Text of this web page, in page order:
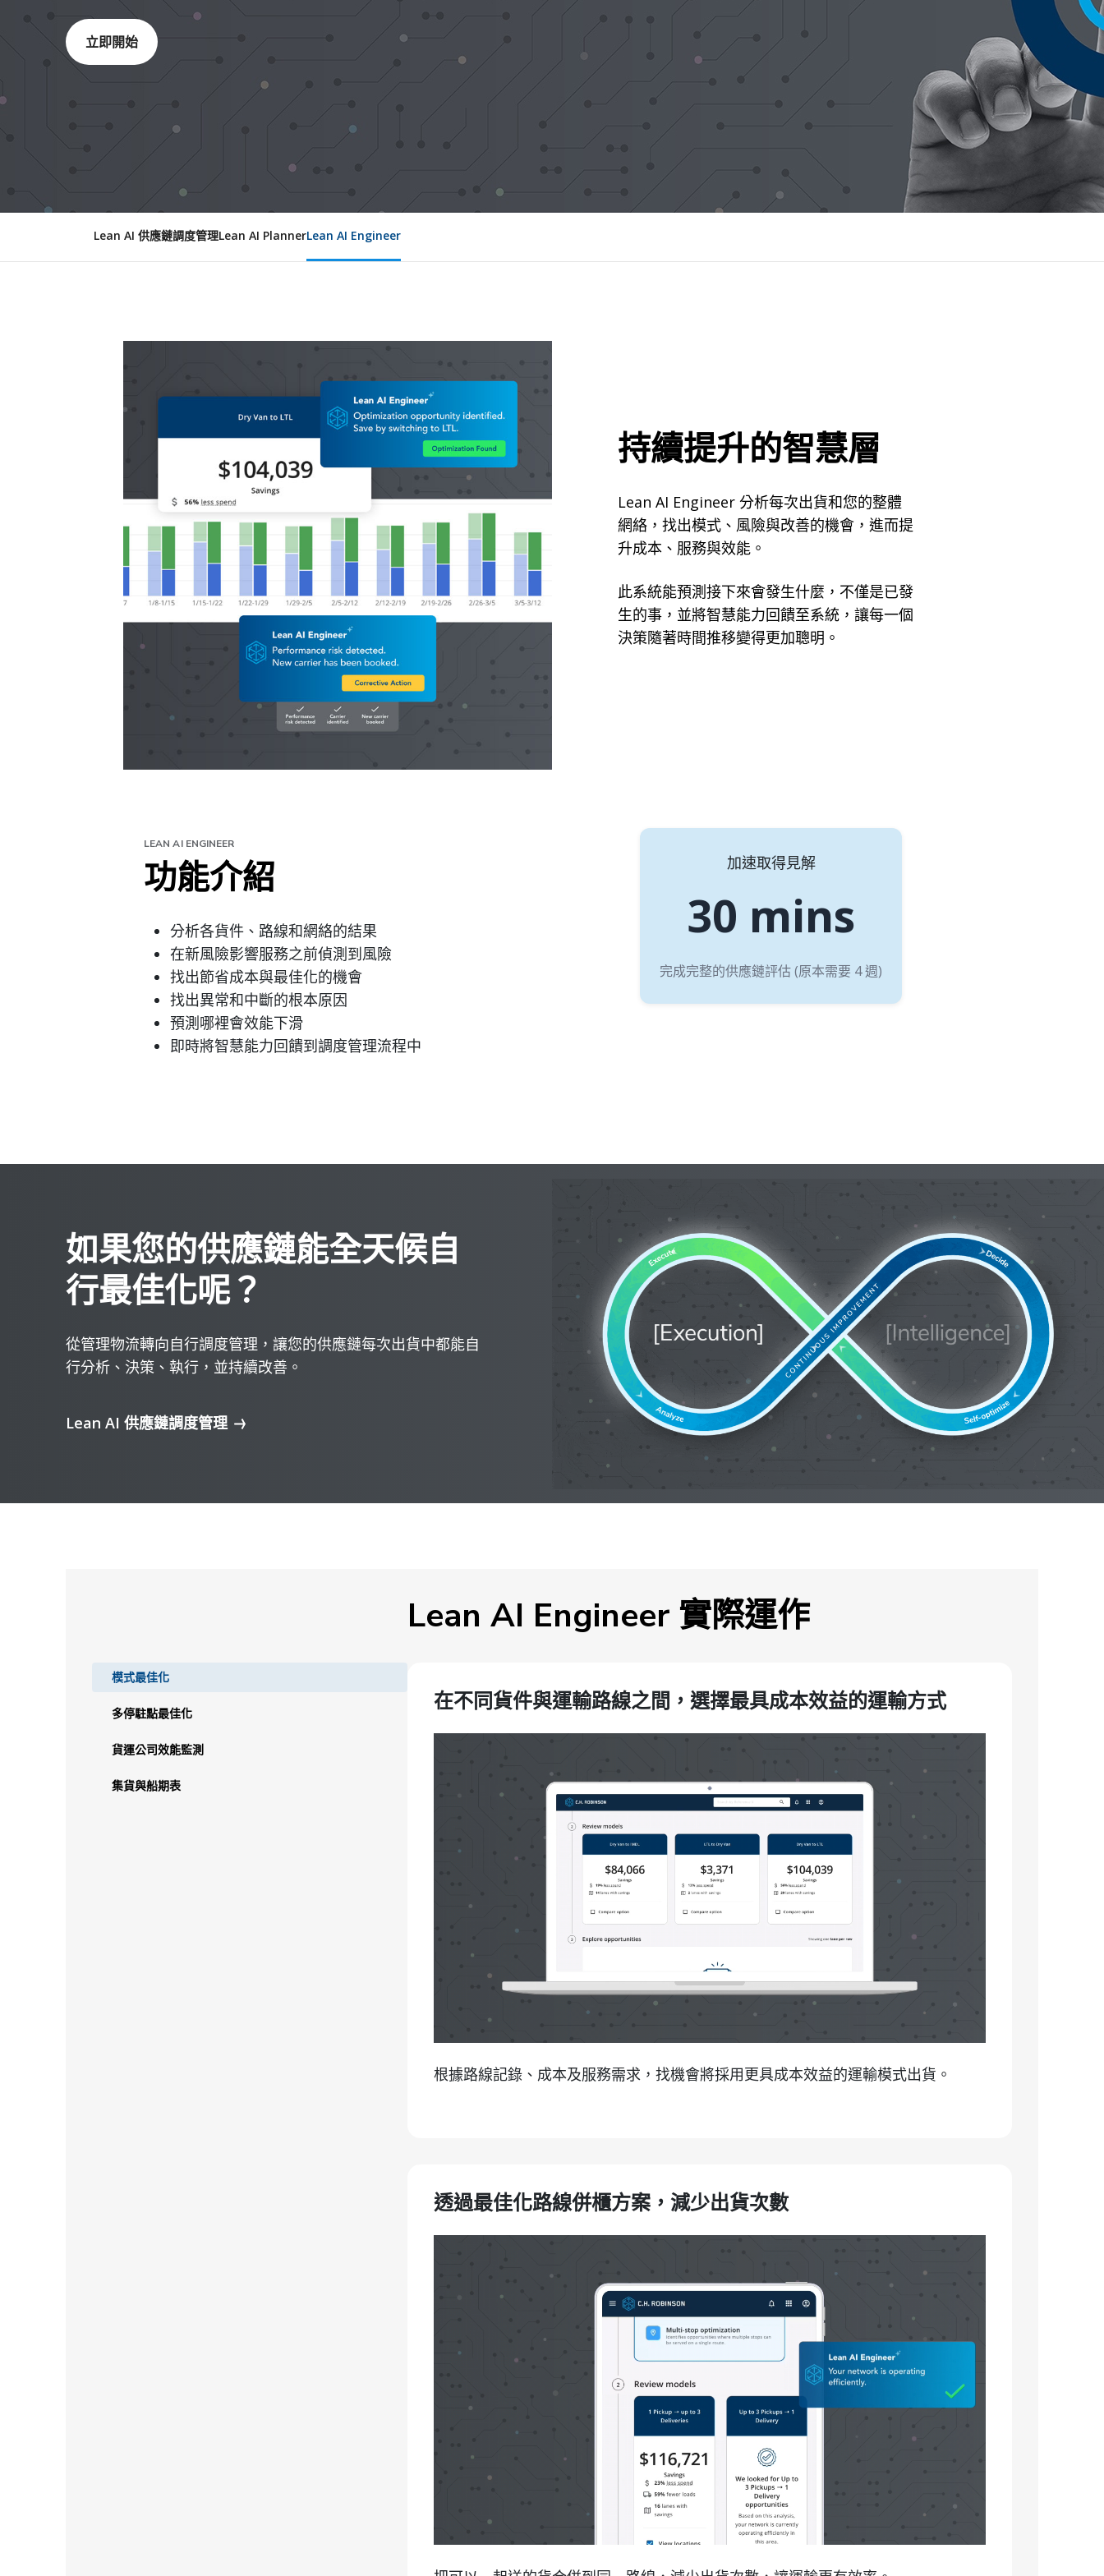
立即開始
Lean AI 供應鏈調度管理Lean AI PlannerLean AI Engineer
持續提升的智慧層
Lean AI Engineer 分析每次出貨和您的整體
網絡，找出模式、風險與改善的機會，進而提
升成本、服務與效能。
此系統能預測接下來會發生什麼，不僅是已發
生的事，並將智慧能力回饋至系統，讓每一個
決策隨著時間推移變得更加聰明。
LEAN AI ENGINEER
功能介紹
分析各貨件、路線和網絡的結果
在新風險影響服務之前偵測到風險
找出節省成本與最佳化的機會
找出異常和中斷的根本原因
預測哪裡會效能下滑
即時將智慧能力回饋到調度管理流程中
加速取得見解
30 mins
完成完整的供應鏈評估 (原本需要 4 週)
如果您的供應鏈能全天候自
行最佳化呢？
從管理物流轉向自行調度管理，讓您的供應鏈每次出貨中都能自
行分析、決策、執行，並持續改善。
Lean AI 供應鏈調度管理
Lean AI Engineer 實際運作
模式最佳化
多停駐點最佳化
貨運公司效能監測
集貨與船期表
在不同貨件與運輸路線之間，選擇最具成本效益的運輸方式
根據路線記錄、成本及服務需求，找機會將採用更具成本效益的運輸模式出貨。
透過最佳化路線併櫃方案，減少出貨次數